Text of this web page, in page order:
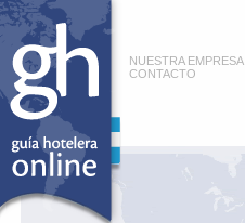
NUESTRA EMPRESA
CONTACTO